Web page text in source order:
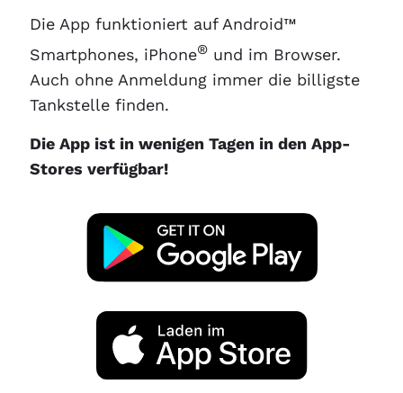
Die App funktioniert auf Android™
Smartphones, iPhone® und im Browser.
Auch ohne Anmeldung immer die billigste
Tankstelle finden.
Die App ist in wenigen Tagen in den App-
Stores verfügbar!